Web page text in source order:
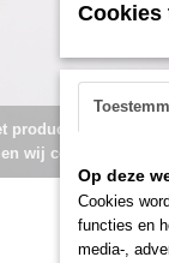
product onlangs in de
wij contact met u
Cookies
Op deze
Cookies
functies en
media-,